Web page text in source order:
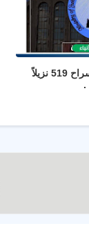
العدل .. تعلن إطلاق سراح 519 نزيلاً